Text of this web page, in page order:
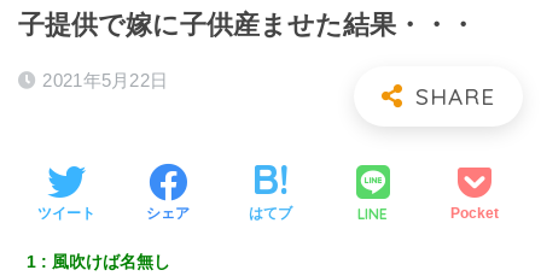
子提供で嫁に子供産ませた結果・・・
2021年5月22日
ツイート シェア はてブ LINE Pocket
1 風吹けば名無し